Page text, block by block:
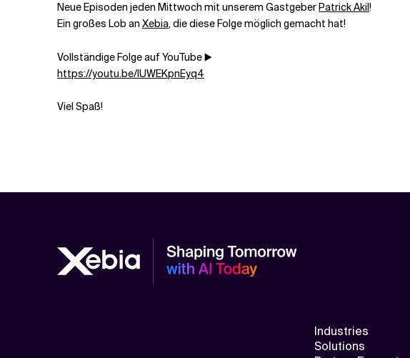
Neue Episoden jeden Mittwoch mit unserem GastgeberPatrick Akil!
Ein großes Lob an Xebia, die diese Folge möglich gemacht hat!
Vollständige Folge auf YouTube ▶️
https://youtu.be/lUWEKpnEyq4
Viel Spaß!
Industries
Solutions